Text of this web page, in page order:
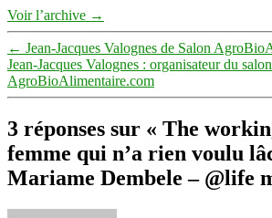
Voir l’archive →
← Jean-Jacques Valognes de Salon
Jean-Jacques Valognes : organisateur du salon
AgroBioAlimentaire.com
3 réponses sur « The
femme qui n’a rien voulu
Mariame Dembele – @life